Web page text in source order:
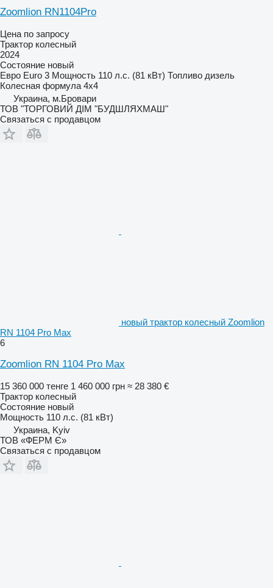
Zoomlion RN1104Pro
Цена по запросу
Трактор колесный
2024
Состояние новый
Евро Euro 3 Мощность 110 л.с. (81 кВт) Топливо дизель
Колесная формула 4x4
Украина, м.Бровари
ТОВ "ТОРГОВИЙ ДІМ "БУДШЛЯХМАШ"
Связаться с продавцом
новый трактор колесный Zoomlion
RN 1104 Pro Max
6
Zoomlion RN 1104 Pro Max
15 360 000 тенге 1 460 000 грн ≈ 28 380 €
Трактор колесный
Состояние новый
Мощность 110 л.с. (81 кВт)
Украина, Kyiv
ТОВ «ФЕРМ Є»
Связаться с продавцом